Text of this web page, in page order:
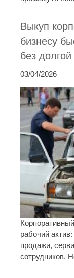
Выкуп
бизнесу
без
03/04/2026
рабочий
продажи,
сотрудников.